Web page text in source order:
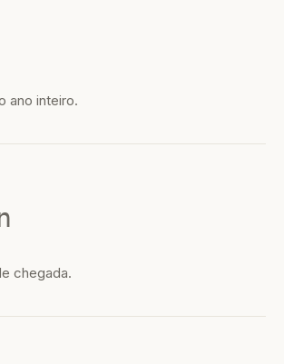
ano inteiro.
chegada.